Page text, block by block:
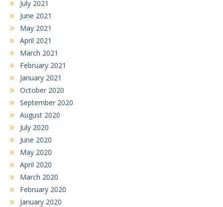
July 2021
June 2021
May 2021
April 2021
March 2021
February 2021
January 2021
October 2020
September 2020
August 2020
July 2020
June 2020
May 2020
April 2020
March 2020
February 2020
January 2020